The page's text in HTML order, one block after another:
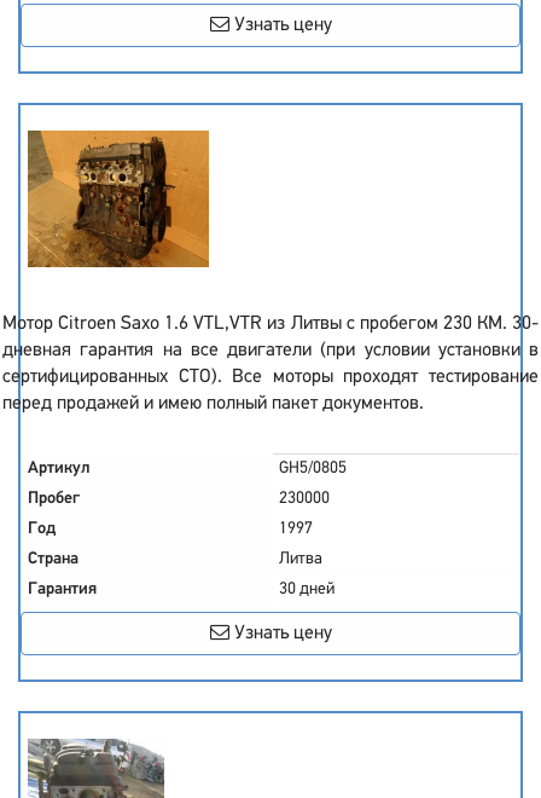
Узнать цену
Мотор Citroen Saxo 1.6 VTL,VTR из Литвы с пробегом 230 КМ. 30-
дневная гарантия на все двигатели (при условии установки в
сертифицированных СТО). Все моторы проходят тестирование
перед продажей и имею полный пакет документов.
Артикул
GH5/0805
Пробег
230000
Год
1997
Страна
Литва
Гарантия
30 дней
Узнать цену